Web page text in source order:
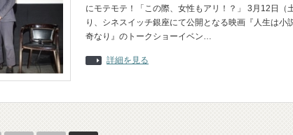
にモテモテ！「この際、女性もアリ！？」 3月12日（
り、シネスイッチ銀座にて公開となる映画『人生は小
奇なり』のトークショーイベン…
詳細を見る